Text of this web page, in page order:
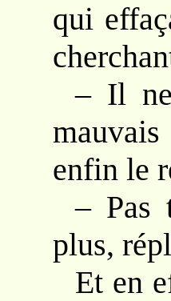
qui
– Il
enfin le
– Pas
plus,
Et en